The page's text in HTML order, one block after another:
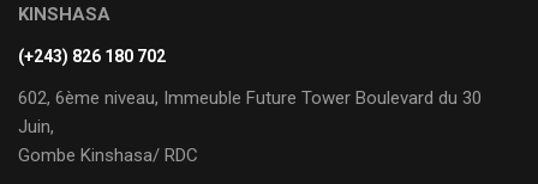
KINSHASA
(+243) 826 180 702
602, 6ème niveau, Immeuble Future Tower Boulevard du 30
Juin,
Gombe Kinshasa/ RDC